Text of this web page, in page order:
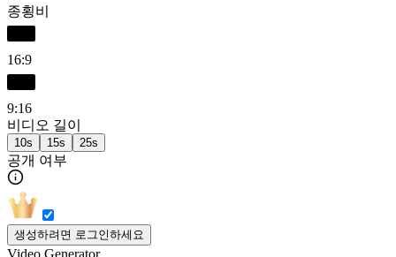
종횡비
16:9
9:16
비디오 길이
10s 15s 25s
공개 여부
생성하려면 로그인하세요